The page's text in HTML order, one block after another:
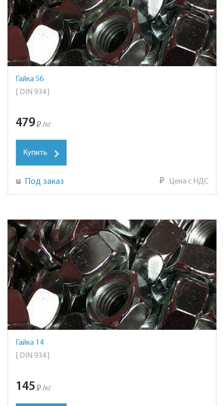
Гайка 56
[ DIN 934 ]
479₽ /кг
Купить
Под заказ ₽ Цена с НДС
Гайка 14
[ DIN 934 ]
145₽ /кг